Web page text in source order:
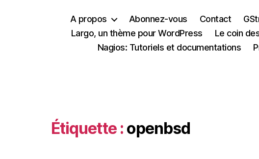
A propos Abonnez-vous Contact
Largo, un thème pour WordPress
Le coin
Nagios: Tutoriels et documentations
Étiquette : openbsd